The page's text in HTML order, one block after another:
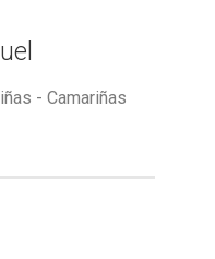
- Camariñas